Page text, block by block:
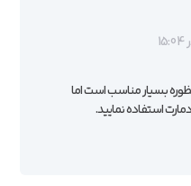
بسیار مناسب است اما
استفاده نمایید.